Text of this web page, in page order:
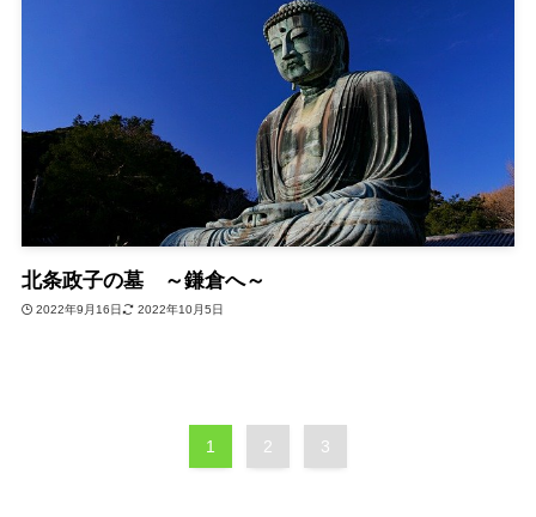
北条政子の墓 ～鎌倉へ～
2022年9月16日 2022年10月5日
1 2 3